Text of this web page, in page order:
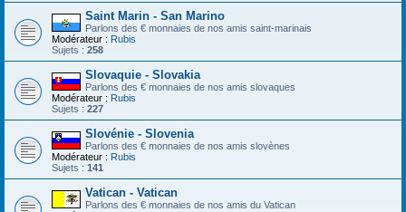
Saint Marin - San Marino
Parlons des € monnaies de nos amis saint-marinais
Modérateur : Rubis
Sujets : 258
Slovaquie - Slovakia
Parlons des € monnaies de nos amis slovaques
Modérateur : Rubis
Sujets : 227
Slovénie - Slovenia
Parlons des € monnaies de nos amis slovènes
Modérateur : Rubis
Sujets : 141
Vatican - Vatican
Parlons des € monnaies de nos amis du Vatican